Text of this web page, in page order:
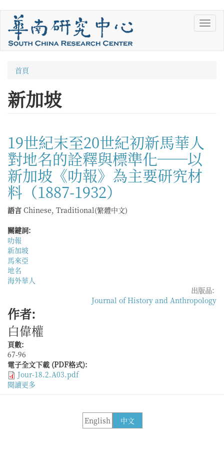
您
在
這
首頁
新加坡
19世紀末至20世紀初新馬華人
對地名的詮釋與標準化──以
新加坡《叻報》為主要研究材
料（1887-1932）
語言 Chinese, Traditional(繁體中文)
關鍵詞:
叻報
新加坡
馬來亞
地名
海外華人
出版品:
Journal of History and Anthropology
作者:
白偉權
頁數:
67-96
電子全文下載 (PDF格式):
Jour-18.2.A03.pdf
閱讀更多
於
中文
English